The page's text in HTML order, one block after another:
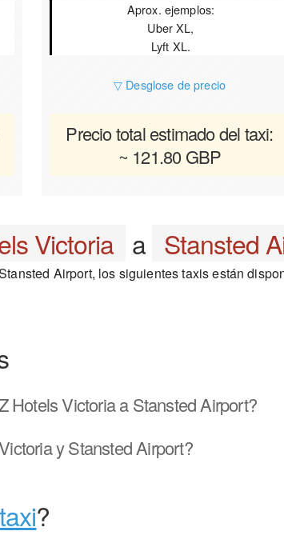
Aprox. ejemplos:
Uber XL,
Lyft XL.
▽ Desglose de precio
Precio total estimado del taxi:
~ 121.80 GBP
Victoria a Stansted
Airport, los siguientes taxis están
Hotels Victoria a Stansted Airport?
y Stansted Airport?
?